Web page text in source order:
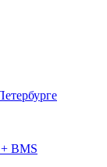
BMS